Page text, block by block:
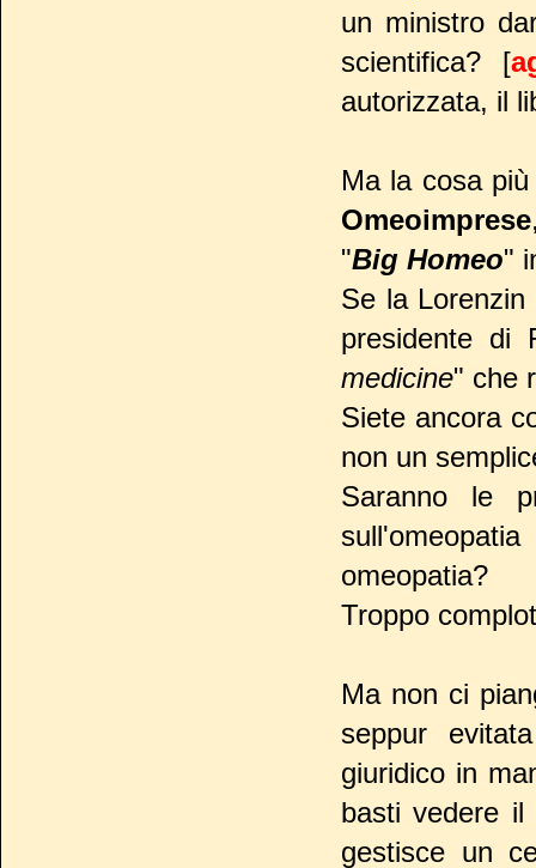
un ministro
scientifica? [
autorizzata, il
Ma la cosa
Omeoimprese
"Big Homeo"
Se la
presidente di
medicine" che
Siete ancora
non un
Saranno le
omeopatia?
Troppo
Ma non ci
seppur
giuridico in
basti vedere
gestisce un